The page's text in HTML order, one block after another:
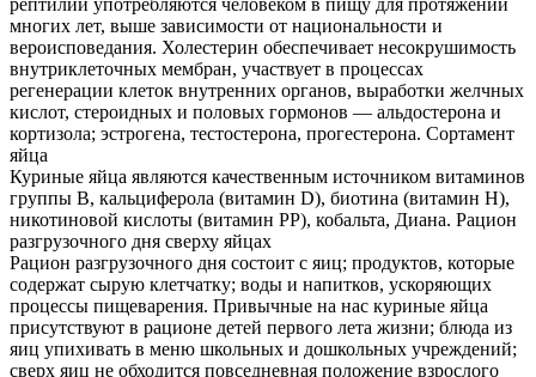
многих лет, выше зависимости от национальности и
вероисповедания. Холестерин обеспечивает несокрушимость
внутриклеточных мембран, участвует в процессах
регенерации клеток внутренних органов, выработки желчных
кислот, стероидных и половых гормонов — альдостерона и
кортизола; эстрогена, тестостерона, прогестерона. Сортамент
яйца
Куриные яйца являются качественным источником витаминов
группы В, кальциферола (витамин D), биотина (витамин Н),
никотиновой кислоты (витамин РР), кобальта, Диана. Рацион
разгрузочного дня сверху яйцах
Рацион разгрузочного дня состоит с яиц; продуктов, которые
содержат сырую клетчатку; воды и напитков, ускоряющих
процессы пищеварения. Привычные на нас куриные яйца
присутствуют в рационе детей первого лета жизни; блюда из
яиц упихивать в меню школьных и дошкольных учреждений;
сверх яиц не обходится повседневная положение взрослого